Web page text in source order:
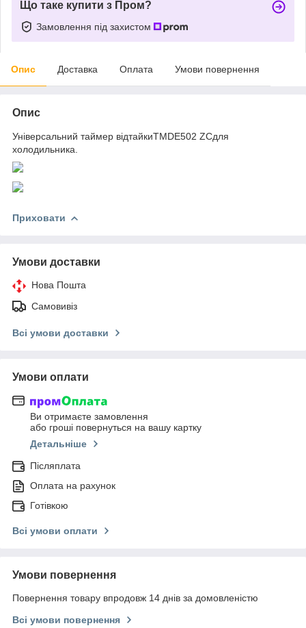
Що таке купити з Пром?
Замовлення під захистом
Опис Доставка Оплата Умови повернення
Опис
Універсальний таймер відтайкиTMDE502 ZCдля
холодильника.
Приховати
Умови доставки
Нова Пошта
Самовивіз
Всі умови доставки
Умови оплати
Ви отримаєте замовлення
або гроші повернуться на вашу картку
Детальніше
Післяплата
Оплата на рахунок
Готівкою
Всі умови оплати
Умови повернення
Повернення товару впродовж 14 днів за домовленістю
Всі умови повернення